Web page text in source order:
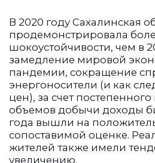
цен), за счет
объемов добычи доходы
года вышли на
сопоставимой оценке.
жителей также имели
увеличению.
Экономический шок 2022
ощутимым: доходы
всех городских округах.
чуть лучше, но к 2023 году
только 7 из 18 территорий.